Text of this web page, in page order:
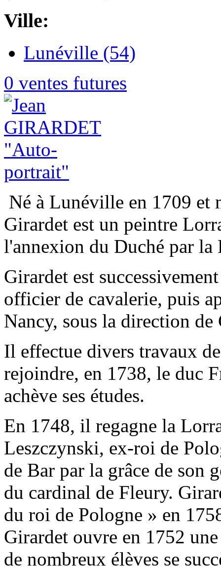
Ville:
Lunéville (54)
0 ventes futures
Né à Lunéville en 1709 et
Girardet est un peintre
l'annexion du Duché par la
Girardet est
officier de cavalerie, puis
Nancy, sous la direction
Il effectue divers travaux
rejoindre, en 1738, le duc
achève ses études.
En 1748, il regagne la
Leszczynski, ex-roi de
de Bar par la grâce de son
du cardinal de Fleury.
du roi de Pologne » en
Girardet ouvre en 1752
de nombreux élèves se